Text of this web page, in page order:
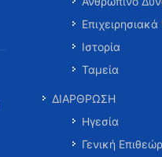
Ιστορία
Ταμεία
ΔΙΑΡΘΡΩΣΗ
Ηγεσία
Γενική